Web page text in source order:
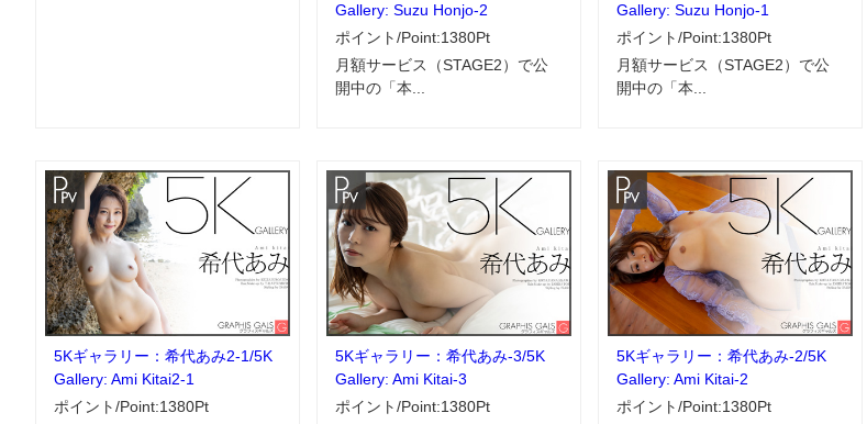
Gallery: Suzu Honjo-2
ポイント/Point:1380Pt
月額サービス（STAGE2）で公
開中の「本...
Gallery: Suzu Honjo-1
ポイント/Point:1380Pt
月額サービス（STAGE2）で公
開中の「本...
5Kギャラリー：希代あみ2-1/5K
Gallery: Ami Kitai2-1
ポイント/Point:1380Pt
5Kギャラリー：希代あみ-3/5K
Gallery: Ami Kitai-3
ポイント/Point:1380Pt
5Kギャラリー：希代あみ-2/5K
Gallery: Ami Kitai-2
ポイント/Point:1380Pt